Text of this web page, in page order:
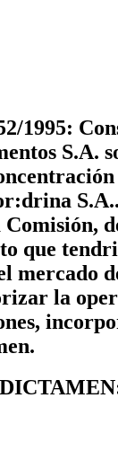
1995:
S.A.
que
mercado
la